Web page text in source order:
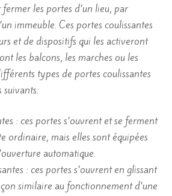
les portes d’un lieu, par
immeuble. Ces portes coulissantes
et de dispositifs qui les activeront
les balcons, les marches ou les
types de portes coulissantes
suivants:
: ces portes s’ouvrent et se ferment
ordinaire, mais elles sont équipées
automatique.
: ces portes s’ouvrent en glissant
similaire au fonctionnement d’une